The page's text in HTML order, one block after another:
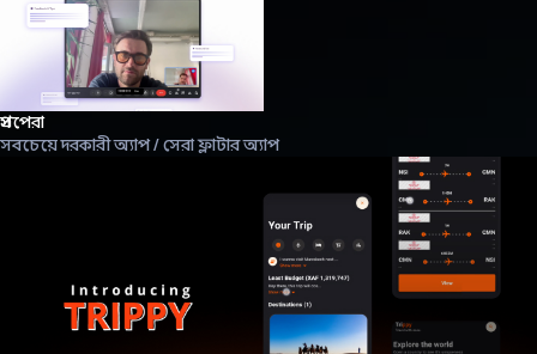
প্রসপেরা
সবচেয়ে দরকারী অ্যাপ / সেরা ফ্লাটার অ্যাপ